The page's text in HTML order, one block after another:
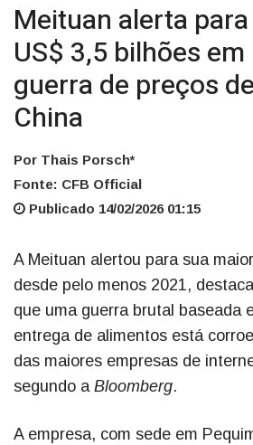
Meituan alerta
US$ 3,5 bilhões
guerra de preços
China
Por Thais Porsch*
Fonte: CFB Official
Publicado 14/02/2026 01:15
A Meituan alertou para sua
desde pelo menos 2021,
que uma guerra brutal baseada
entrega de alimentos está
das maiores empresas de
segundo a Bloomberg.
A empresa, com sede em